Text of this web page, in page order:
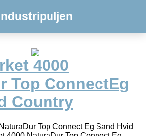
4000
Top ConnectEg
Country
Top Connect Eg Sand Hvid